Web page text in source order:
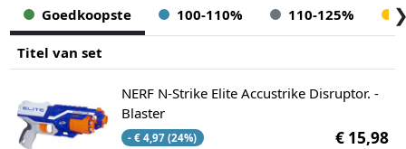
Goedkoopste 100-110% 110-125%
Titel van set
NERF N-Strike Elite Accustrike Disruptor. -
Blaster
- € 4,97 (24%) € 15,98